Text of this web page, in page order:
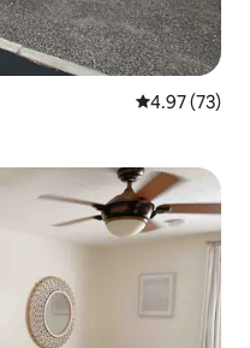
平均评分
4.97 (73)